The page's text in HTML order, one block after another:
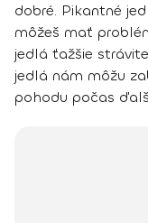
dobré. Pikantné
môžeš mať
jedlá ťažšie
jedlá nám môžu
pohodu počas